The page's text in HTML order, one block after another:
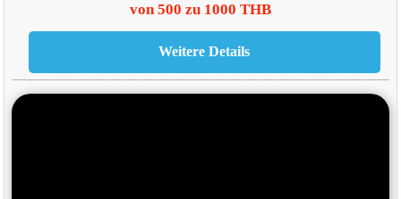
von 500 zu 1000 THB